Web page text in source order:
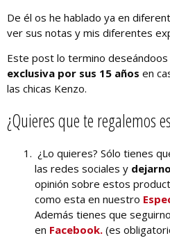
De él os he hablado ya en
ver sus notas y mis diferentes
Este post lo termino
exclusiva por sus 15 años en
las chicas Kenzo.
¿Quieres que te regalemos
¿Lo quieres? Sólo tienes
las redes sociales y
opinión sobre estos
como esta en nuestro
Además tienes que
en Facebook. (es